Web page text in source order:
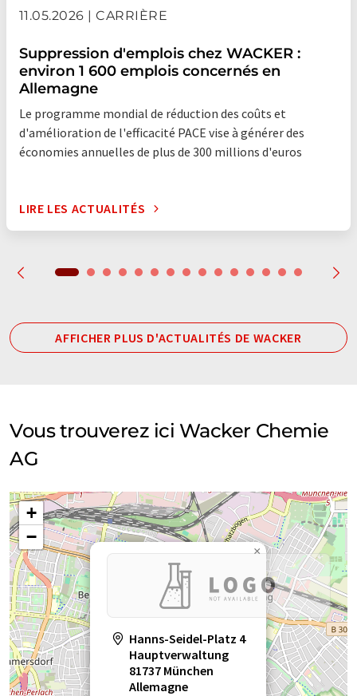
11.05.2026 | CARRIÈRE
Suppression d'emplois chez WACKER :
environ 1 600 emplois concernés en
Allemagne
Le programme mondial de réduction des coûts et
d'amélioration de l'efficacité PACE vise à générer des
économies annuelles de plus de 300 millions d'euros
LIRE LES ACTUALITÉS
AFFICHER PLUS D'ACTUALITÉS DE WACKER
Vous trouverez ici Wacker Chemie
AG
Hanns-Seidel-Platz 4
Hauptverwaltung
81737 München
Allemagne
×
+
−